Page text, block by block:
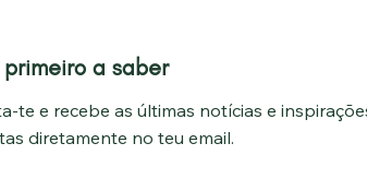
primeiro a saber
te e recebe as últimas notícias e
diretamente no teu email.